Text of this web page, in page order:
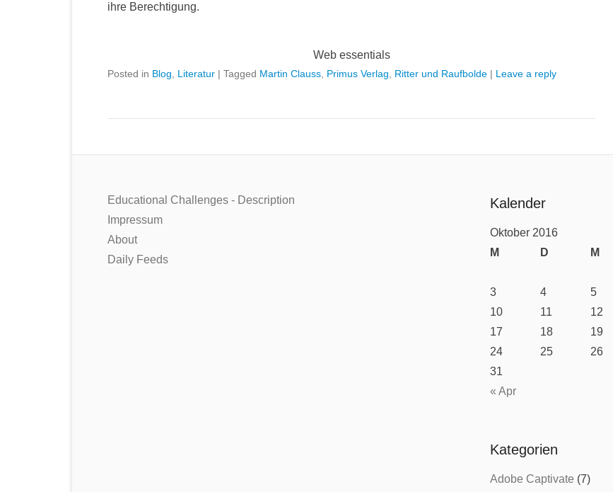
ihre Berechtigung.
Web essentials
Posted in Blog Literatur | Tagged Martin Clauss Primus Verlag Ritter und Raufbolde | Leave a reply
Educational Challenges - Description
Impressum
About
Daily Feeds
Kalender
Oktober 2016
M
D M
« Apr
3
4 5
10
11 12
17
18 19
24
25 26
31
Kategorien
Adobe Captivate (7)